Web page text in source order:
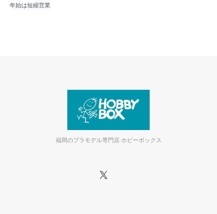
年始は短縮営業
福岡のプラモデル専門店 ホビーボックス